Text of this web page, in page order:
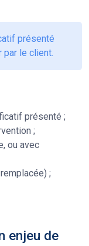
présenté
le client.
présenté ;
;
ou avec
;
enjeu de